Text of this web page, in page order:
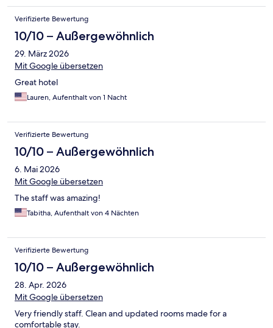
Verifizierte Bewertung
10/10 – Außergewöhnlich
29. März 2026
Mit Google übersetzen
Great hotel
Lauren, Aufenthalt von 1 Nacht
Verifizierte Bewertung
10/10 – Außergewöhnlich
6. Mai 2026
Mit Google übersetzen
The staff was amazing!
Tabitha, Aufenthalt von 4 Nächten
Verifizierte Bewertung
10/10 – Außergewöhnlich
28. Apr. 2026
Mit Google übersetzen
Very friendly staff. Clean and updated rooms made for a
comfortable stay.